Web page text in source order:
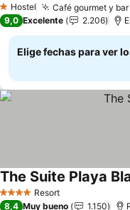
1 Estrellas
Hostel Café gourmet y
9,0 Excelente 2.206
Elige fechas para ver
4 EstrellasResort
The Suite Playa
8,4 Muy bueno 1.150